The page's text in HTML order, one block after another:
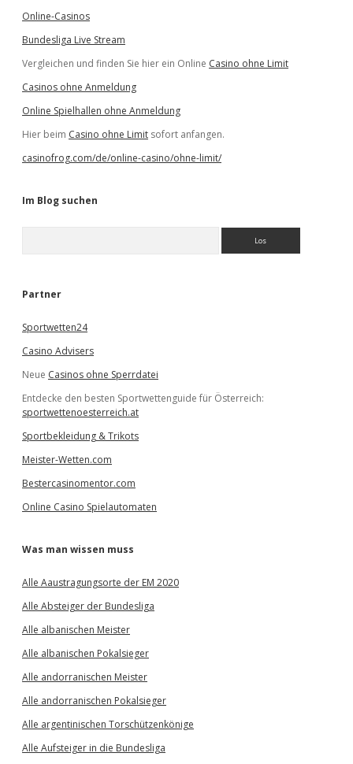
Online-Casinos
Bundesliga Live Stream
Vergleichen und finden Sie hier ein Online Casino ohne Limit
Casinos ohne Anmeldung
Online Spielhallen ohne Anmeldung
Hier beim Casino ohne Limit sofort anfangen.
casinofrog.com/de/online-casino/ohne-limit/
Im Blog suchen
e
Partner
Sportwetten24
Casino Advisers
Neue Casinos ohne Sperrdatei
Entdecke den besten Sportwettenguide für Österreich:
sportwettenoesterreich.at
Sportbekleidung & Trikots
Meister-Wetten.com
Bestercasinomentor.com
Online Casino Spielautomaten
Was man wissen muss
Alle Aaustragungsorte der EM 2020
Alle Absteiger der Bundesliga
Alle albanischen Meister
Alle albanischen Pokalsieger
Alle andorranischen Meister
Alle andorranischen Pokalsieger
Alle argentinischen Torschützenkönige
Alle Aufsteiger in die Bundesliga